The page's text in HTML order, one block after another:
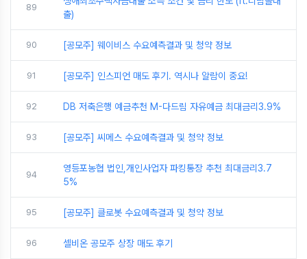
89
출)
90 [공모주] 웨이비스 수요예측결과 및 청약 정보
91 [공모주] 인스피언 매도 후기. 역시나 알람이 중요!
92 DB 저축은행 예금추천 M-다드림 자유예금 최대금리3.9%
93 [공모주] 씨메스 수요예측결과 및 청약 정보
94
영등포농협 법인,개인사업자 파킹통장 추천 최대금리3.7
5%
95 [공모주] 클로봇 수요예측결과 및 청약 정보
96 셀비온 공모주 상장 매도 후기